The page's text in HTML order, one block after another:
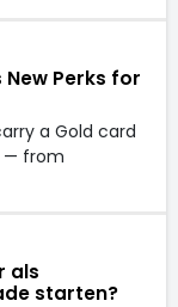
Perks for
a Gold card
— from
als
starten?